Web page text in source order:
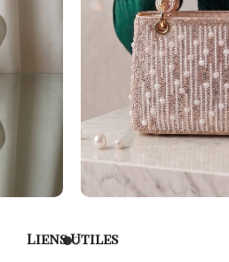
Liens Utiles